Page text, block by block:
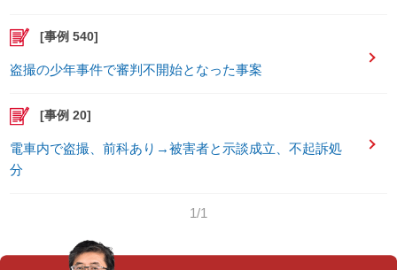
[事例 540]
盗撮の少年事件で審判不開始となった事案
[事例 20]
電車内で盗撮、前科あり→被害者と示談成立、不起訴処
分
1/1